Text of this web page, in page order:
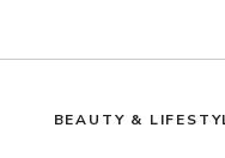
BEAUTY &